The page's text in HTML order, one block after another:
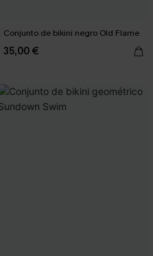
Conjunto de bikini negro Old Flame
35,00 €